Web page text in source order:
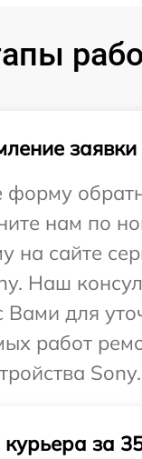
заявки
форму
нам по
на сайте
Наш
Вами для
работ
Sony.
за